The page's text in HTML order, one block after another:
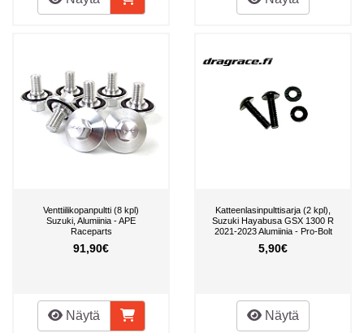
Venttiilikopanpultti (8 kpl)
Suzuki, Alumiinia - APE
Raceparts
91,90€
Näytä
Katteenlasinpulttisarja (2 kpl),
Suzuki Hayabusa GSX 1300 R
2021-2023 Alumiinia - Pro-Bolt
5,90€
Näytä